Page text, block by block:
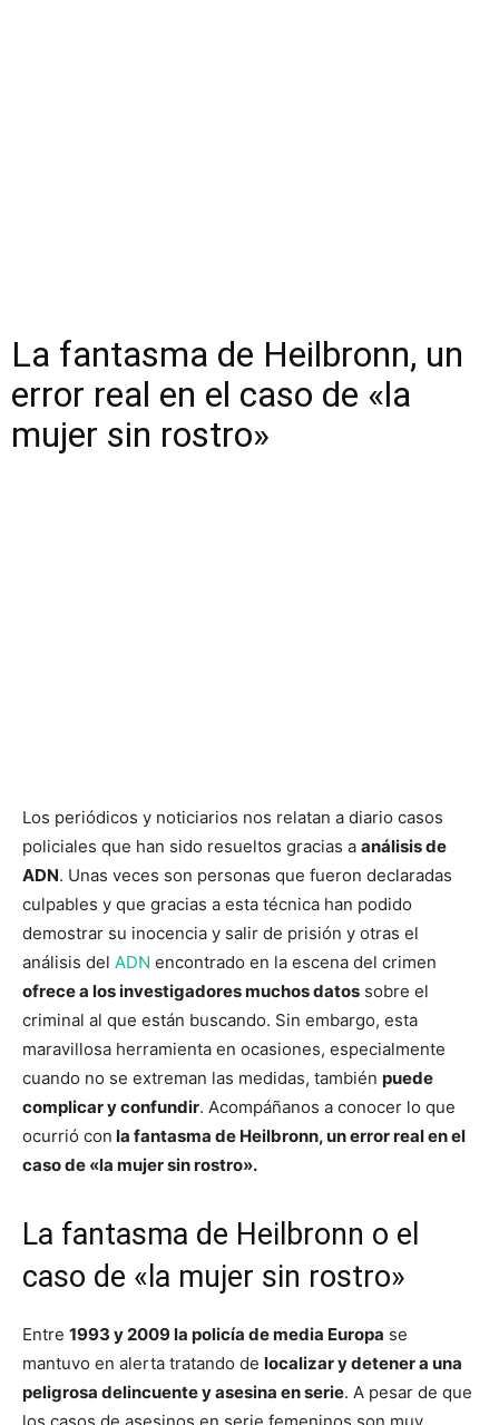
La fantasma de Heilbronn, un
error real en el caso de «la
mujer sin rostro»
Los periódicos y noticiarios nos relatan a diario casos
policiales que han sido resueltos gracias a análisis de
ADN. Unas veces son personas que fueron declaradas
culpables y que gracias a esta técnica han podido
demostrar su inocencia y salir de prisión y otras el
análisis del ADN encontrado en la escena del crimen
ofrece a los investigadores muchos datos sobre el
criminal al que están buscando. Sin embargo, esta
maravillosa herramienta en ocasiones, especialmente
cuando no se extreman las medidas, también puede
complicar y confundir. Acompáñanos a conocer lo que
ocurrió con la fantasma de Heilbronn, un error real en el
caso de «la mujer sin rostro».
La fantasma de Heilbronn o el
caso de «la mujer sin rostro»
Entre 1993 y 2009 la policía de media Europa se
mantuvo en alerta tratando de localizar y detener a una
peligrosa delincuente y asesina en serie. A pesar de que